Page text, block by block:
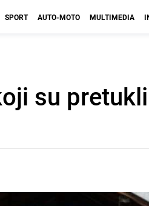
SPORT AUTO-MOTO MULTIMEDIA
su